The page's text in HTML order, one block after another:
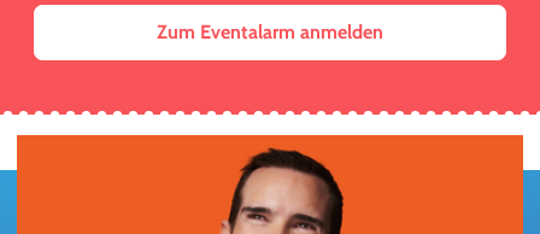
Zum Eventalarm anmelden